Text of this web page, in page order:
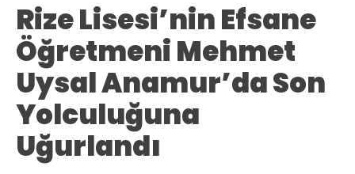
Rize Lisesi’nin Efsane
Öğretmeni Mehmet
Uysal Anamur’da Son
Yolculuğuna
Uğurlandı